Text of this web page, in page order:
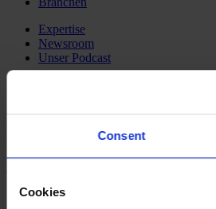
Consent
Cookies
Expertise
Newsroom
Unser Podcast
LinkedIn
Impressum